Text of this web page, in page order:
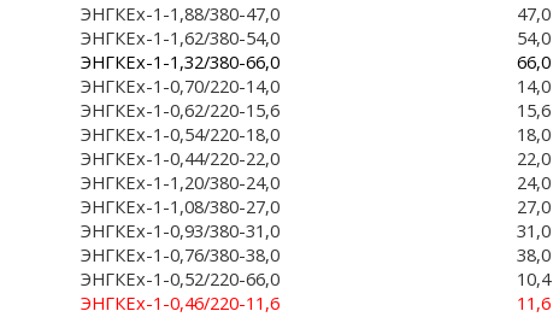
ЭНГКЕх-1-1,88/380-47,0
47,0
ЭНГКЕх-1-1,62/380-54,0
54,0
ЭНГКЕх-1-1,32/380-66,0
66,0
ЭНГКЕх-1-0,70/220-14,0
14,0
ЭНГКЕх-1-0,62/220-15,6
15,6
ЭНГКЕх-1-0,54/220-18,0
18,0
ЭНГКЕх-1-0,44/220-22,0
22,0
ЭНГКЕх-1-1,20/380-24,0
24,0
ЭНГКЕх-1-1,08/380-27,0
27,0
ЭНГКЕх-1-0,93/380-31,0
31,0
ЭНГКЕх-1-0,76/380-38,0
38,0
ЭНГКЕх-1-0,52/220-66,0
10,4
ЭНГКЕх-1-0,46/220-11,6
11,6